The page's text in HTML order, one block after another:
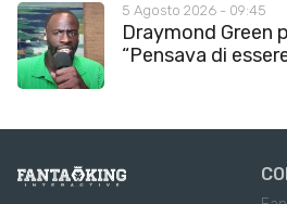
5 Agosto 2026 - 09:45
Draymond Green
“Pensava di